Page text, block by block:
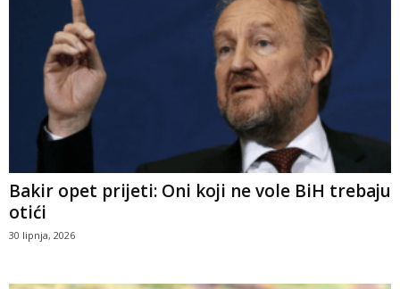
Bakir opet prijeti: Oni koji ne vole BiH trebaju
otići
30 lipnja, 2026